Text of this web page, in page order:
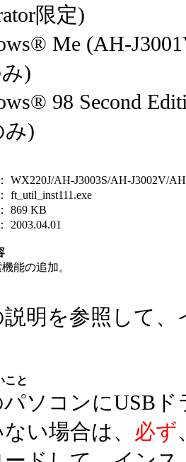
限定)
Me (AH-
)
98 Second
み)
： WX220J/AH-J3003S/AH-J3002V/
： ft_util_inst111.exe
： 869 KB
： 2003.04.01
能の追加。
説明を参照して
こと
ソコンにUSB
い場合は、 必ず